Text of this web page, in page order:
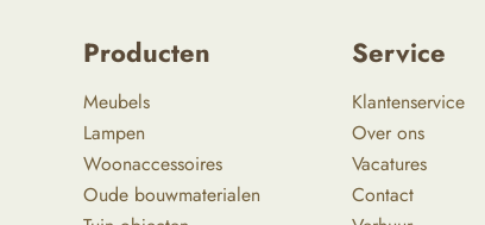
Producten
Meubels
Lampen
Woonaccessoires
Oude bouwmaterialen
Service
Klantenservice
Over ons
Vacatures
Contact